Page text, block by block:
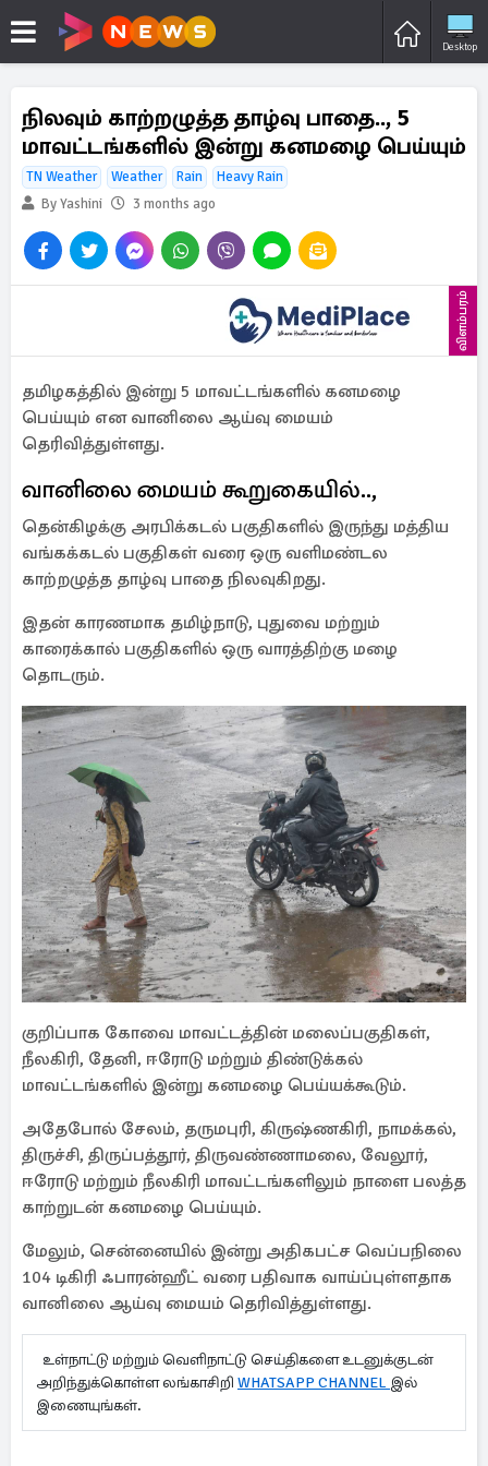
Desktop
நிலவும் காற்றழுத்த தாழ்வு பாதை.., 5
மாவட்டங்களில் இன்று கனமழை பெய்யும்
TN Weather Weather Rain
Heavy Rain
By Yashini
3 months ago
விளம்பரம்
தமிழகத்தில் இன்று 5 மாவட்டங்களில் கனமழை
பெய்யும் என வானிலை ஆய்வு மையம்
தெரிவித்துள்ளது.
வானிலை மையம் கூறுகையில்..,
தென்கிழக்கு அரபிக்கடல் பகுதிகளில் இருந்து மத்திய
வங்கக்கடல் பகுதிகள் வரை ஒரு வளிமண்டல
காற்றழுத்த தாழ்வு பாதை நிலவுகிறது.
இதன் காரணமாக தமிழ்நாடு, புதுவை மற்றும்
காரைக்கால் பகுதிகளில் ஒரு வாரத்திற்கு மழை
தொடரும்.
குறிப்பாக கோவை மாவட்டத்தின் மலைப்பகுதிகள்,
நீலகிரி, தேனி, ஈரோடு மற்றும் திண்டுக்கல்
மாவட்டங்களில் இன்று கனமழை பெய்யக்கூடும்.
அதேபோல் சேலம், தருமபுரி, கிருஷ்ணகிரி, நாமக்கல்,
திருச்சி, திருப்பத்தூர், திருவண்ணாமலை, வேலூர்,
ஈரோடு மற்றும் நீலகிரி மாவட்டங்களிலும் நாளை பலத்த
காற்றுடன் கனமழை பெய்யும்.
மேலும், சென்னையில் இன்று அதிகபட்ச வெப்பநிலை
104 டிகிரி ஃபாரன்ஹீட் வரை பதிவாக வாய்ப்புள்ளதாக
வானிலை ஆய்வு மையம் தெரிவித்துள்ளது.
உள்நாட்டு மற்றும் வெளிநாட்டு செய்திகளை உடனுக்குடன்
அறிந்துக்கொள்ள லங்காசிறி WHATSAPP CHANNEL இல்
இணையுங்கள்.